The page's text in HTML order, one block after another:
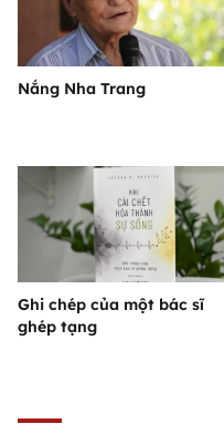
Nắng Nha Trang
Ghi chép của một bác sĩ
ghép tạng